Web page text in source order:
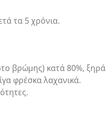
τα 5 χρόνια.
βρώμης) κατά 80%, ξηρά
φρέσκα λαχανικά.